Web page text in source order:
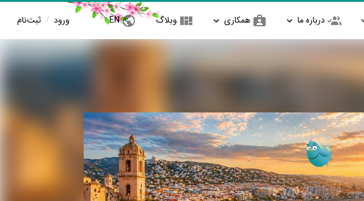
درباره ما همکاری وبلاگ EN ورود / ثبت‌نام